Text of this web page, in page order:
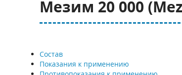
Мезим 20 000
Состав
Показания к применению